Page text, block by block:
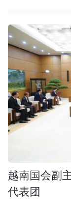
越南国会副
代表团